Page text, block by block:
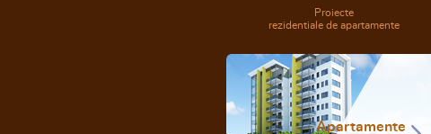
Proiecte
rezidentiale de apartamente
Apartamente